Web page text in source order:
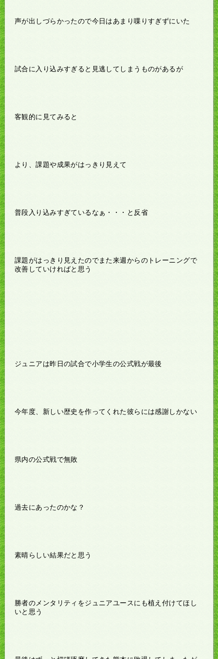
声が出しづらかったので今日はあまり喋りすぎずにいた
試合に入り込みすぎると見逃してしまうものがあるが
客観的に見てみると
より、課題や成果がはっきり見えて
普段入り込みすぎているなぁ・・・と反省
課題がはっきり見えたのでまた来週からのトレーニングで
改善していければと思う
ジュニアは昨日の試合で小学生の公式戦が最後
今年度、新しい歴史を作ってくれた彼らには感謝しかない
県内の公式戦で無敗
過去にあったのかな？
素晴らしい結果だと思う
勝者のメンタリティをジュニアユースにも植え付けてほし
いと思う